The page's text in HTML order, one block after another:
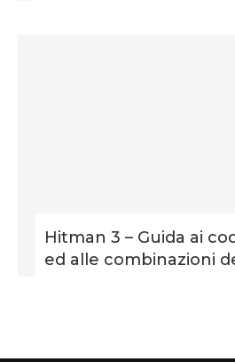
Hitman 3 – Guida ai
ed alle combinazioni